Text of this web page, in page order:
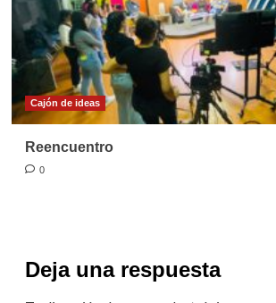
Cajón de ideas
Reencuentro
0
Deja una respuesta